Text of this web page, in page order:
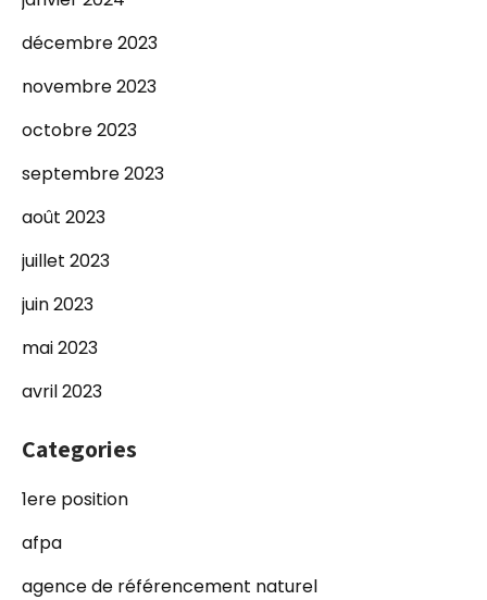
décembre 2023
novembre 2023
octobre 2023
septembre 2023
août 2023
juillet 2023
juin 2023
mai 2023
avril 2023
Categories
1ere position
afpa
agence de référencement naturel